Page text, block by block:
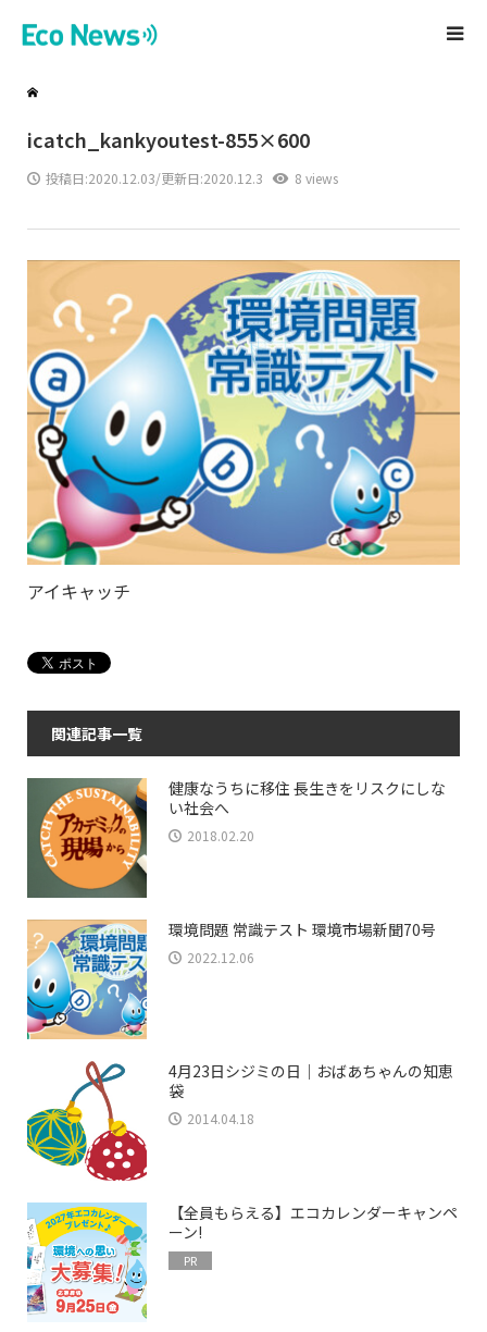
icatch_kankyoutest-855×600
投稿日:2020.12.03/更新日:2020.12.3 8 views
アイキャッチ
関連記事一覧
健康なうちに移住 長生きをリスクにしな
い社会へ
2018.02.20
環境問題 常識テスト 環境市場新聞70号
2022.12.06
4月23日シジミの日｜おばあちゃんの知恵
袋
2014.04.18
【全員もらえる】エコカレンダーキャンペ
ーン!
PR